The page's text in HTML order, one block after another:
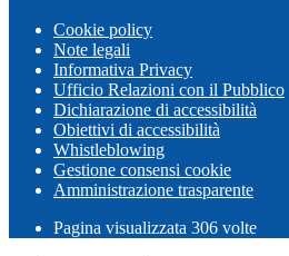
Cookie policy
Note legali
Informativa Privacy
Ufficio Relazioni con il Pubblico
Dichiarazione di accessibilità
Obiettivi di accessibilità
Whistleblowing
Gestione consensi cookie
Amministrazione trasparente
Pagina visualizzata 306 volte